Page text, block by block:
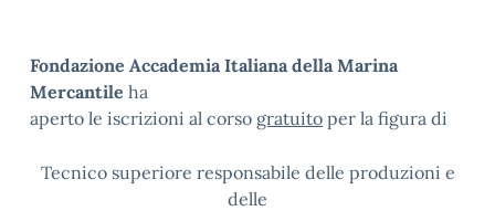
Fondazione Accademia Italiana della Marina
Mercantile ha
aperto le iscrizioni al corso gratuito per la figura di
Tecnico superiore responsabile delle produzioni e
delle